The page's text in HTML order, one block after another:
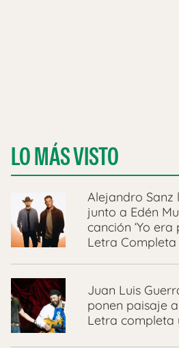
LO MÁS VISTO
Alejandro
junto a Edén
canción ‘Yo era
Letra Completa
Juan Luis
ponen paisaje a
Letra completa